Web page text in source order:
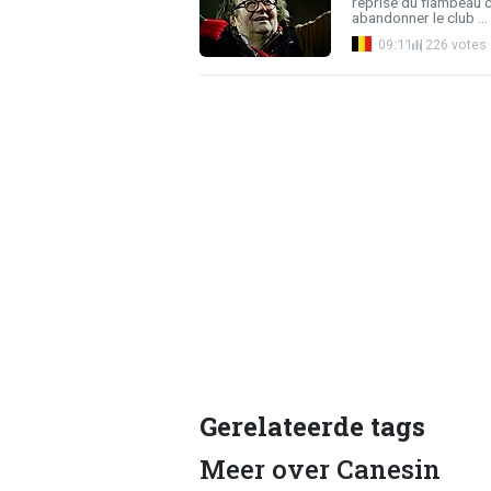
abandonner le club ...
09:11 226 votes
Gerelateerde tags
Meer over Canesin